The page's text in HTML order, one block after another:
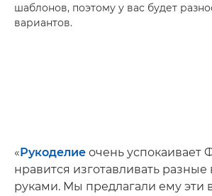
шаблонов, поэтому у вас будет
вариантов.
«Рукоделие очень успокаивает
нравится изготавливать
руками. Мы предлагали ему эти